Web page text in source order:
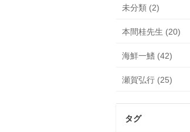
未分類 (2)
本間桂先生 (20)
海鮮一鰭 (42)
瀬賀弘行 (25)
タグ